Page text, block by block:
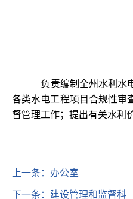
负责编制全州水利水
各类水电工程项目合规性审
督管理工作；提出有关水利
上一条： 办公室
下一条： 建设管理和监督科